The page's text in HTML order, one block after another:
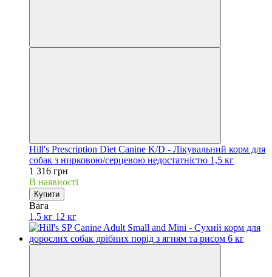
Hill's Prescription Diet Canine K/D - Лікувальний корм для
собак з нирковою/серцевою недостатністю 1,5 кг
1 316 грн
В наявності
Купити
Вага
1,5 кг 12 кг